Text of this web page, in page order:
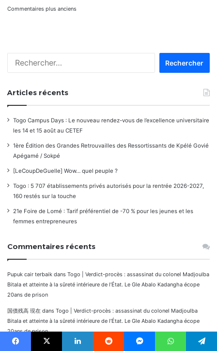
Navigation
commentaires
Commentaires plus anciens
Articles récents
Togo Campus Days : Le nouveau rendez-vous de l’excellence universitaire
les 14 et 15 août au CETEF
1ère Édition des Grandes Retrouvailles des Ressortissants de Kpélé Govié
Apégamé / Sokpé
[LeCoupDeGuelle] Wow… quel peuple ?
Togo : 5 707 établissements privés autorisés pour la rentrée 2026-2027,
160 restés sur la touche
21e Foire de Lomé : Tarif préférentiel de -70 % pour les jeunes et les
femmes entrepreneures
Commentaires récents
Pupuk cair terbaik dans Togo | Verdict-procès : assassinat du colonel Madjoulba
Bitala et atteinte à la sûreté intérieure de l’État. Le Gle Abalo Kadangha écope
20ans de prison
国債残高 現在 dans Togo | Verdict-procès : assassinat du colonel Madjoulba
Bitala et atteinte à la sûreté intérieure de l’État. Le Gle Abalo Kadangha écope
20ans de prison